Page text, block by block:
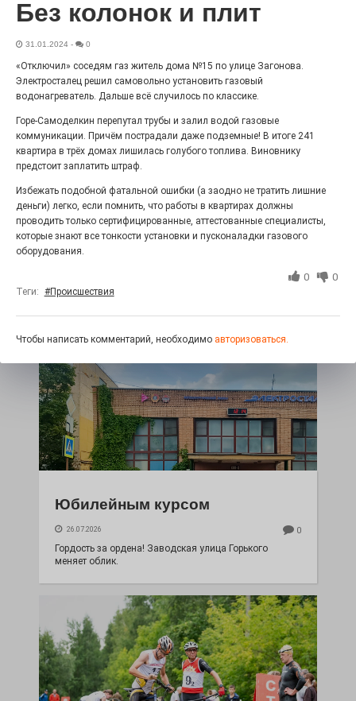
27.07.2026
100 футов под килем!
0
«С ними дядька Черномор»
Юбилейным курсом
26.07.2026 0
Гордость за ордена! Заводская улица Горького
меняет облик.
Без колонок и плит
31.01.2024 - 0
«Отключил» соседям газ житель дома №15 по улице Загонова.
Электросталец решил самовольно установить газовый
водонагреватель. Дальше всё случилось по классике.
Горе-Самоделкин перепутал трубы и залил водой газовые
коммуникации. Причём пострадали даже подземные! В итоге 241
квартира в трёх домах лишилась голубого топлива. Виновнику
предстоит заплатить штраф.
Избежать подобной фатальной ошибки (а заодно не тратить лишние
деньги) легко, если помнить, что работы в квартирах должны
проводить только сертифицированные, аттестованные специалисты,
которые знают все тонкости установки и пусконаладки газового
оборудования.
0 0
Теги: #Происшествия
Чтобы написать комментарий, необходимо авторизоваться.